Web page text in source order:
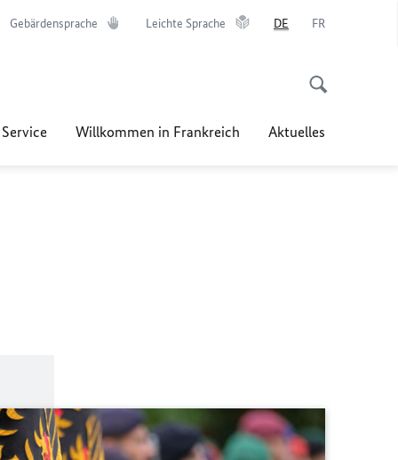
Gebärdensprache Leichte Sprache DE FR
Willkommen in Frankreich Aktuelles